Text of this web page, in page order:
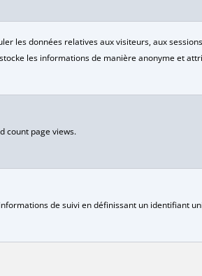
les données relatives aux visiteurs, aux
les informations de manière anonyme et
count page views.
de suivi en définissant un identifiant